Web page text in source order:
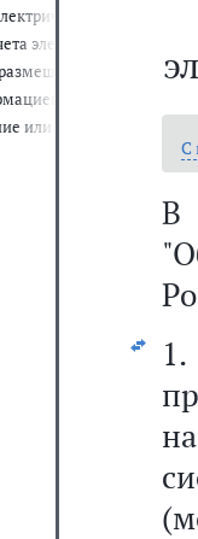
энергии,
электрической
в
в рамках
или ненадлежащее
С
В